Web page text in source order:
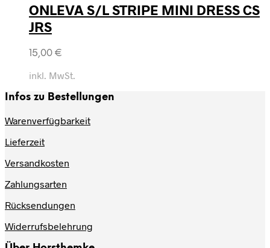
ONLEVA S/L STRIPE MINI DRESS CS
JRS
15,00 €
inkl. MwSt.
Infos zu Bestellungen
Warenverfügbarkeit
Lieferzeit
Versandkosten
Zahlungsarten
Rücksendungen
Widerrufsbelehrung